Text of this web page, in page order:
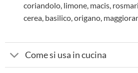
coriandolo, limone, macis,
cerea, basilico, origano,
Come si usa in cucina